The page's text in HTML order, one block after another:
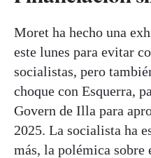
Moret ha hecho una
este lunes para evitar
socialistas, pero
choque con Esquerra,
Govern de Illa para
2025. La socialista ha
más, la polémica